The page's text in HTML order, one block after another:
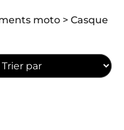
moto > Casque